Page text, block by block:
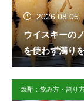
2026.08.05
ウイスキーの
を使わず濁り
焼酎：飲み方・割り